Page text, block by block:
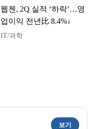
웹젠, 2Q 실적 ‘하락’…영
업이익 전년比 8.4%↓
IT/과학
보기